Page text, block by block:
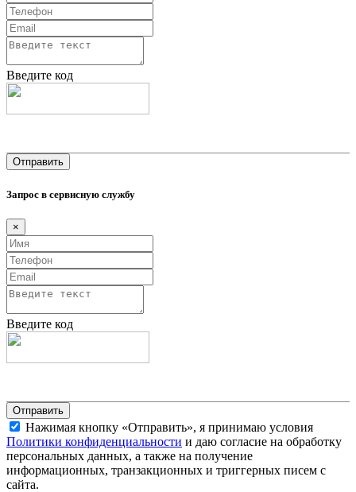
Введите код
Запрос в сервисную службу
×
Введите код
Нажимая кнопку «Отправить», я принимаю условия
Политики конфиденциальности и даю согласие на обработку
персональных данных, а также на получение
информационных, транзакционных и триггерных писем с
сайта.